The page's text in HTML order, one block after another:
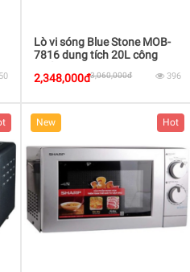
Lò vi sóng Blue Stone MOB-
7816 dung tích 20L công
2,348,000đ3,060,000đ 396
New Hot